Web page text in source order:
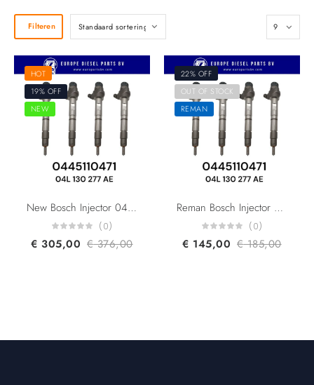
Filteren
HOT
19% OFF
NEW
New Bosch Injector 0445110471 0445110470 04L130277AE 04L130277K 04L130277C For Audi A3/A4/A5/A6/Q3/Q5 Seat Skoda VW 2.0L Common Rail Fuel Diesel Injector
(0)
€ 305,00 €376,00
22% OFF
OUT OF STOCK
REMAN
Reman Bosch Injector 0445110471 0445110470 04L130277AE 04L130277K 04L130277C For Audi A3/A4/A5/A6/Q3/Q5 Seat Skoda VW 2.0L
(0)
€ 145,00 €185,00